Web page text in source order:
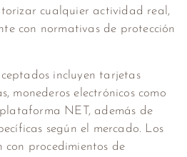
cualquier actividad real,
con normativas de protección
incluyen tarjetas
monederos electrónicos como
NET, además de
según el mercado. Los
con procedimientos de